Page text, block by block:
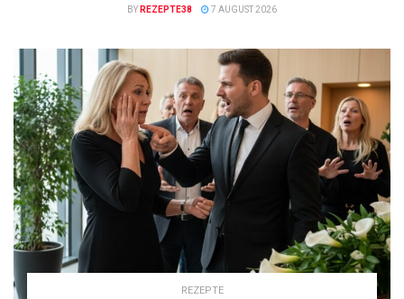
BY REZEPTE38 7 AUGUST 2026
REZEPTE